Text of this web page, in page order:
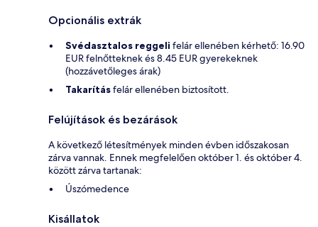
Opcionális extrák
Svédasztalos reggeli felár ellenében kérhető: 16.90
EUR felnőtteknek és 8.45 EUR gyerekeknek
(hozzávetőleges árak)
Takarításfelár ellenében biztosított.
Felújítások és bezárások
A következő létesítmények minden évben időszakosan
zárva vannak. Ennek megfelelően október 1. és október 4.
között zárva tartanak:
Úszómedence
Kisállatok